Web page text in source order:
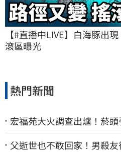
【#直播中LIVE】白海豚出
滾區曝光
熱門新聞
宏福苑大火調查出爐！菸
父逝世也不敢回家！男殺